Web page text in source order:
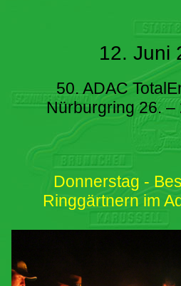
12. Juni
50. ADAC
Nürburgring 26. –
Donnerstag -
Ringgärtnern im